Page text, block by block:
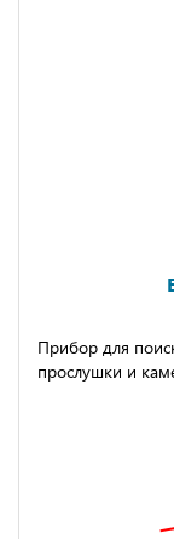
Прибор для
прослушки и